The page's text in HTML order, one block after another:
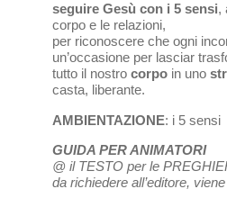
seguire Gesù con i 5 sensi,
corpo e le relazioni,
per riconoscere che ogni
un’occasione per lasciar
tutto il nostro corpoin uno
casta, liberante.
AMBIENTAZIONE: i 5 sensi
GUIDA PER ANIMATORI
@ il TESTO per le
da richiedere all’editore,